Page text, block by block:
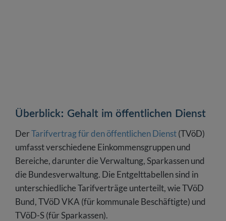
Überblick: Gehalt im öffentlichen Dienst
DerTarifvertrag für den öffentlichen Dienst(TVöD)
umfasst verschiedene Einkommensgruppen und
Bereiche, darunter die Verwaltung, Sparkassen und
die Bundesverwaltung. Die Entgelttabellen sind in
unterschiedliche Tarifverträge unterteilt, wie TVöD
Bund, TVöD VKA (für kommunale Beschäftigte) und
TVöD-S (für Sparkassen).